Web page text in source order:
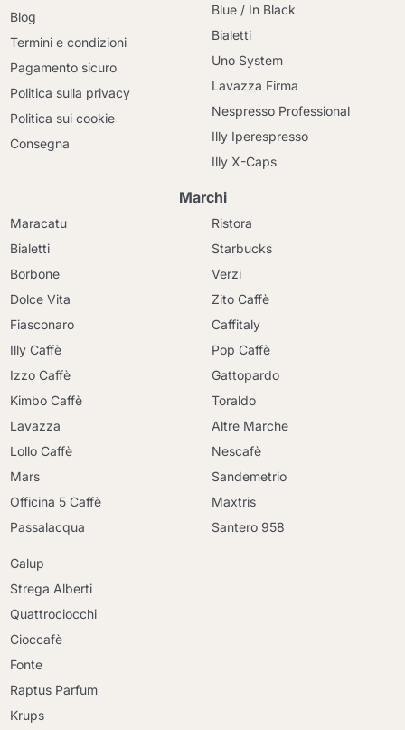
Blog
Termini e condizioni
Pagamento sicuro
Politica sulla privacy
Politica sui cookie
Consegna
Blue / In Black
Bialetti
Uno System
Lavazza Firma
Nespresso Professional
Illy Iperespresso
Illy X-Caps
Marchi
Maracatu
Bialetti
Borbone
Dolce Vita
Fiasconaro
Illy Caffè
Izzo Caffè
Kimbo Caffè
Lavazza
Lollo Caffè
Mars
Officina 5 Caffè
Passalacqua
Ristora
Starbucks
Verzi
Zito Caffè
Caffitaly
Pop Caffè
Gattopardo
Toraldo
Altre Marche
Nescafè
Sandemetrio
Maxtris
Santero 958
Galup
Strega Alberti
Quattrociocchi
Cioccafè
Fonte
Raptus Parfum
Krups